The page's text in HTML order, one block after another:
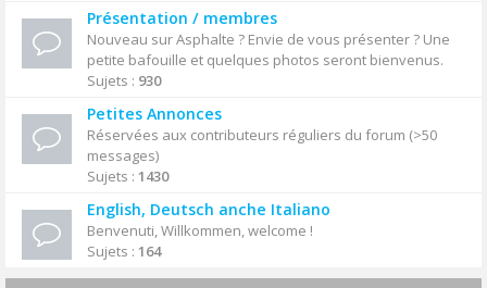
Présentation / membres
Nouveau sur Asphalte ? Envie de vous présenter ? Une
petite bafouille et quelques photos seront bienvenus.
Sujets : 930
Petites Annonces
Réservées aux contributeurs réguliers du forum (>50
messages)
Sujets : 1430
English, Deutsch anche Italiano
Benvenuti, Willkommen, welcome !
Sujets : 164